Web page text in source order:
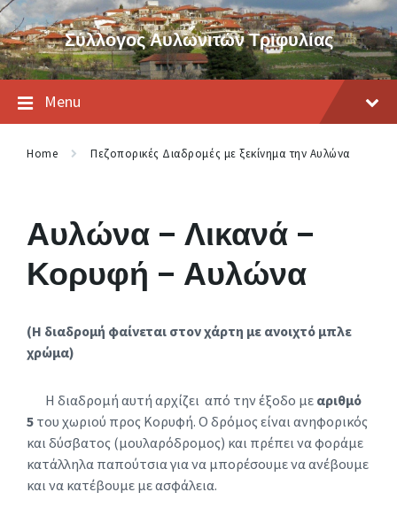
Skip
to
content
Skip
to
main
navigation
Skip
to
footer
Σύλλογος Αυλωνιτών Τριφυλίας
Menu
Home Πεζοπορικές Διαδρομές με ξεκίνημα την Αυλώνα
Αυλώνα – Λικανά –
Κορυφή – Αυλώνα
(Η διαδρομή φαίνεται στον χάρτη με ανοιχτό μπλε
χρώμα)
Η διαδρομή αυτή αρχίζει από την έξοδο με αριθμό
5 του χωριού προς Κορυφή. Ο δρόμος είναι ανηφορικός
και δύσβατος (μουλαρόδρομος) και πρέπει να φοράμε
κατάλληλα παπούτσια για να μπορέσουμε να ανέβουμε
και να κατέβουμε με ασφάλεια.